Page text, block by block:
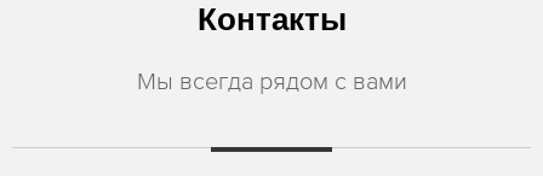
Контакты
Мы всегда рядом с вами